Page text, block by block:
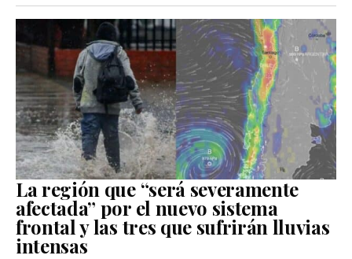
La región que “será severamente
afectada” por el nuevo sistema
frontal y las tres que sufrirán lluvias
intensas